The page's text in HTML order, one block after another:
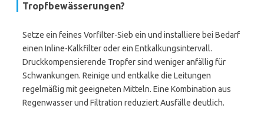
Tropfbewässerungen?
Setze ein feines Vorfilter-Sieb ein und installiere bei Bedarf
einen Inline-Kalkfilter oder ein Entkalkungsintervall.
Druckkompensierende Tropfer sind weniger anfällig für
Schwankungen. Reinige und entkalke die Leitungen
regelmäßig mit geeigneten Mitteln. Eine Kombination aus
Regenwasser und Filtration reduziert Ausfälle deutlich.